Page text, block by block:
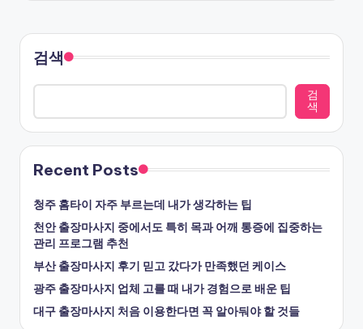
검색
검
색
Recent Posts
청주 홈타이 자주 부르는데 내가 생각하는 팁
천안 출장마사지 중에서도 특히 목과 어깨 통증에 집중하는
관리 프로그램 추천
부산 출장마사지 후기 믿고 갔다가 만족했던 케이스
광주 출장마사지 업체 고를 때 내가 경험으로 배운 팁
대구 출장마사지 처음 이용한다면 꼭 알아둬야 할 것들